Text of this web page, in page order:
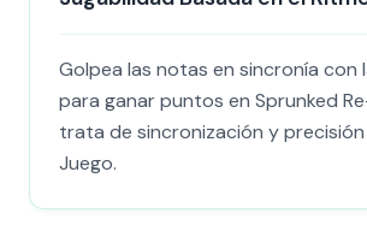
Golpea las notas en sincronía con
para ganar puntos en Sprunked
trata de sincronización y
Juego.